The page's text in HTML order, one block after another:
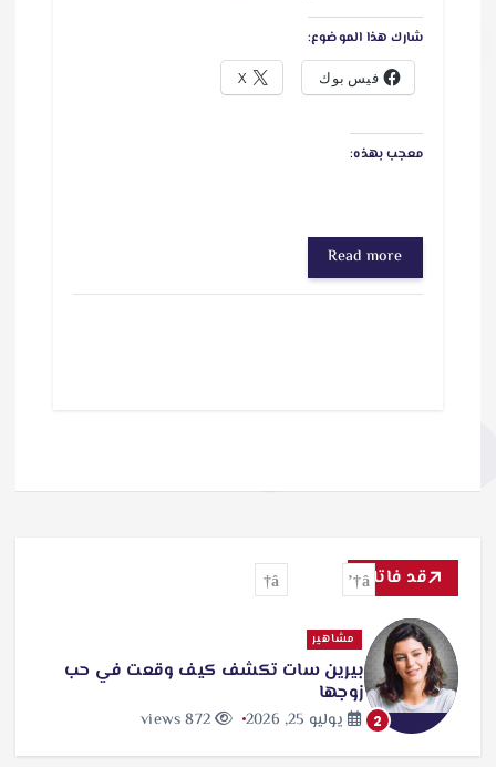
شارك هذا الموضوع:
فيس بوك X
معجب بهذه:
Read more
قد فاتك
3
تفاعل
أحمد الجنايني يحتفل بعيد ميلاد زوجته
منة شلبي
يوليو 25, 2026 846 views